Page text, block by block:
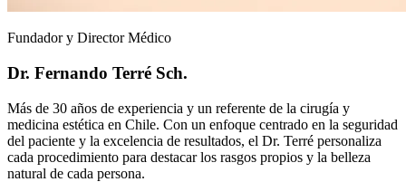
Fundador y Director Médico
Dr. Fernando Terré Sch.
Más de 30 años de experiencia y un referente de la cirugía y
medicina estética en Chile. Con un enfoque centrado en la seguridad
del paciente y la excelencia de resultados, el Dr. Terré personaliza
cada procedimiento para destacar los rasgos propios y la belleza
natural de cada persona.